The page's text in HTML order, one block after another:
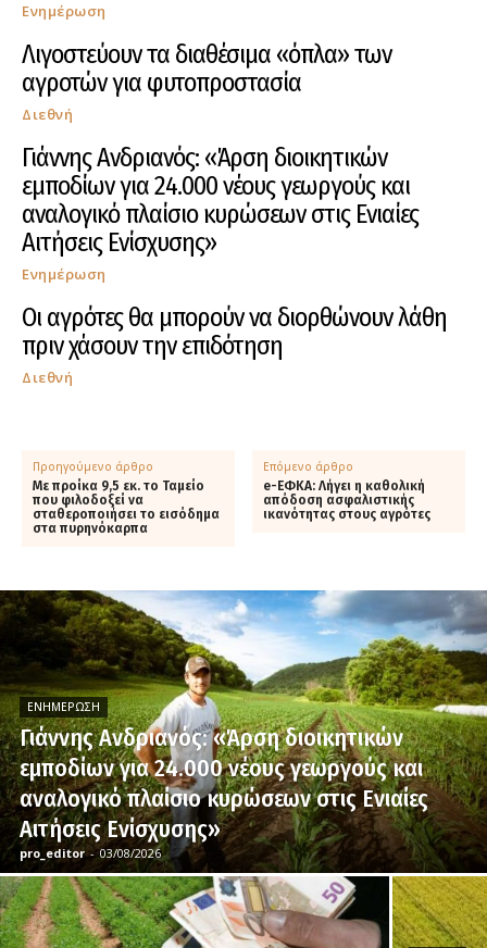
Ενημέρωση
Λιγοστεύουν τα διαθέσιμα «όπλα» των
αγροτών για φυτοπροστασία
Διεθνή
Γιάννης Ανδριανός: «Άρση διοικητικών
εμποδίων για 24.000 νέους γεωργούς και
αναλογικό πλαίσιο κυρώσεων στις Ενιαίες
Αιτήσεις Ενίσχυσης»
Ενημέρωση
Οι αγρότες θα μπορούν να διορθώνουν λάθη
πριν χάσουν την επιδότηση
Διεθνή
Προηγούμενο άρθρο
Με προίκα 9,5 εκ. το Ταμείο
που φιλοδοξεί να
σταθεροποιήσει το εισόδημα
στα πυρηνόκαρπα
Επόμενο άρθρο
e-ΕΦΚΑ: Λήγει η καθολική
απόδοση ασφαλιστικής
ικανότητας στους αγρότες
ΕΝΗΜΈΡΩΣΗ
Γιάννης Ανδριανός: «Άρση διοικητικών
εμποδίων για 24.000 νέους γεωργούς και
αναλογικό πλαίσιο κυρώσεων στις Ενιαίες
Αιτήσεις Ενίσχυσης»
pro_editor - 03/08/2026